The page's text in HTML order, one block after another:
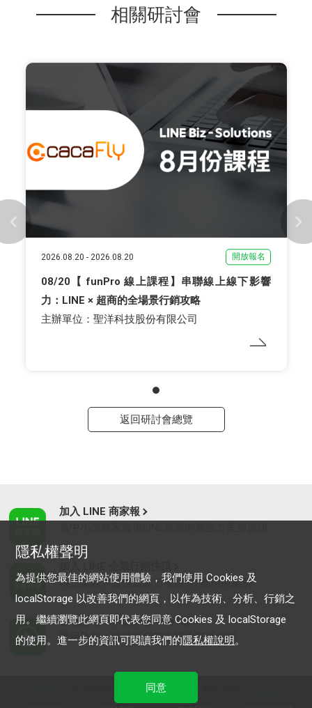
相關研討會
2026.08.20 - 2026.08.20 開放報名
08/20【 funPro 線上課程】串聯線上線下影響
力：LINE × 超商的全場景行銷攻略
主辦單位：聖洋科技股份有限公司
返回研討會總覽
加入 LINE 商家報
為企業客戶提供最新市場趨勢, 應用與案例
LINE Biz-Solutions YouTube
實用教學、成功案例等多樣化影音內容
服務條款
隱私權聲明
為提供您最佳的網站使用體驗，我們使用 Cookies 及
localStorage 以改善我們的網頁，以作為技術、分析、行銷之
用。繼續瀏覽此網頁即代表您同意 Cookies 及 localStorage
的使用。進一步的資訊可閱讀我們的隱私權說明。
同意